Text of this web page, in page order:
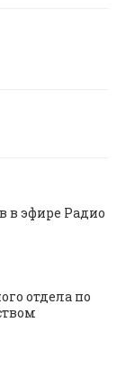
в эфире Радио
отдела по